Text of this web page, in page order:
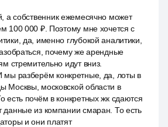
а собственник ежемесячно может
100 000 ₽. Поэтому мне хочется с
да, именно глубокой аналитики,
почему же арендные
стремительно идут вниз.
разберём конкретные, да, лоты в
Москвы, московской области в
есть почём в конкретных жк сдаются
данные из компании смаран. То есть
и они платят